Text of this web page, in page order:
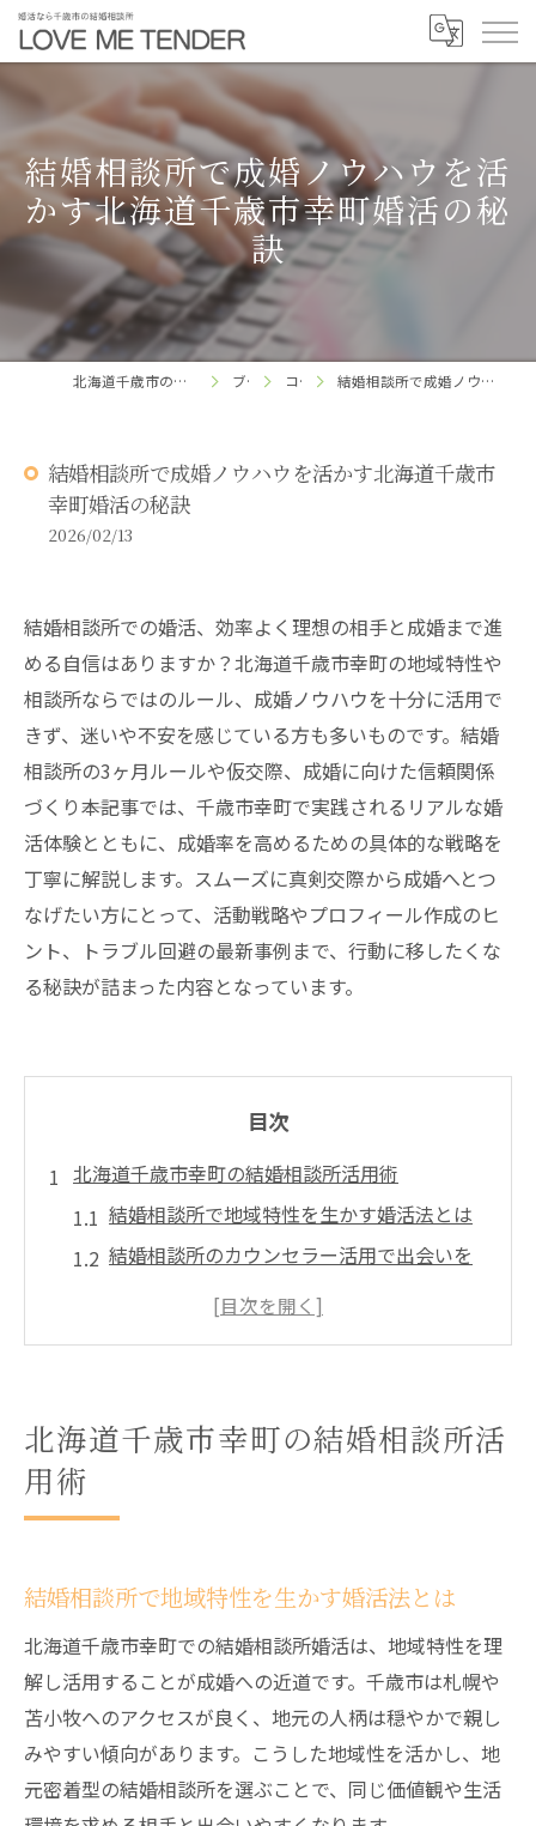
結婚相談所で成婚ノウハウを活
かす北海道千歳市幸町婚活の秘
訣
北海道千歳市の結婚相談所ならLOVE ME TENDER ブログ コラム 結婚相談所で成婚ノウハウを活かす北海道千歳市幸町婚活の秘訣
結婚相談所で成婚ノウハウを活かす北海道千歳市
幸町婚活の秘訣
2026/02/13
結婚相談所での婚活、効率よく理想の相手と成婚まで進
める自信はありますか？北海道千歳市幸町の地域特性や
相談所ならではのルール、成婚ノウハウを十分に活用で
きず、迷いや不安を感じている方も多いものです。結婚
相談所の3ヶ月ルールや仮交際、成婚に向けた信頼関係
づくり――本記事では、千歳市幸町で実践されるリアルな婚
活体験とともに、成婚率を高めるための具体的な戦略を
丁寧に解説します。スムーズに真剣交際から成婚へとつ
なげたい方にとって、活動戦略やプロフィール作成のヒ
ント、トラブル回避の最新事例まで、行動に移したくな
る秘訣が詰まった内容となっています。
目次
北海道千歳市幸町の結婚相談所活用術
結婚相談所で地域特性を生かす婚活法とは
結婚相談所のカウンセラー活用で出会いを
イント
用法
結婚相談所の成婚までの流れと準備ポイン
ト
仮交際から真剣交際へ進む相談所の実践法
結婚相談所の3ヶ月ルールを意識した活動戦
略
結婚相談所で信頼関係を築くための会話術
北海道千歳市幸町の結婚相談所活
用術
結婚相談所で地域特性を生かす婚活法とは
北海道千歳市幸町での結婚相談所婚活は、地域特性を理
解し活用することが成婚への近道です。千歳市は札幌や
苫小牧へのアクセスが良く、地元の人柄は穏やかで親し
みやすい傾向があります。こうした地域性を活かし、地
元密着型の結婚相談所を選ぶことで、同じ価値観や生活